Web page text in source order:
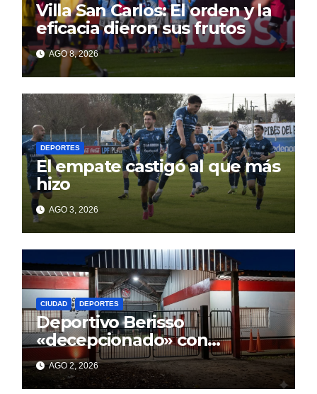
Villa San Carlos: El orden y la
eficacia dieron sus frutos
AGO 8, 2026
DEPORTES
El empate castigó al que más
hizo
AGO 3, 2026
CIUDAD DEPORTES
Deportivo Berisso
«decepcionado» con
Cagliardi y sus promesas
incumplidas
AGO 2, 2026